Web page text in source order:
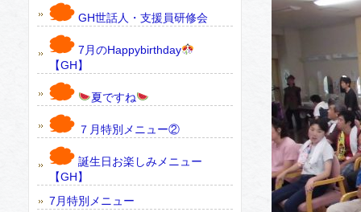
GH世話人・支援員研修会
7月のHappybirthday
【GH】
夏ですね
７月特別メニュー②
誕生日お楽しみメニュー
【GH】
7月特別メニュー